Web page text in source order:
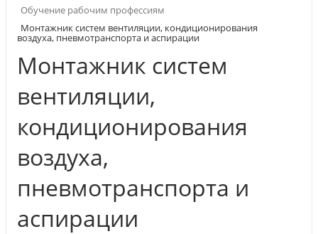
Обучение рабочим профессиям
Монтажник систем вентиляции, кондиционирования
воздуха, пневмотранспорта и аспирации
Монтажник систем
вентиляции,
кондиционирования
воздуха,
пневмотранспорта и
аспирации